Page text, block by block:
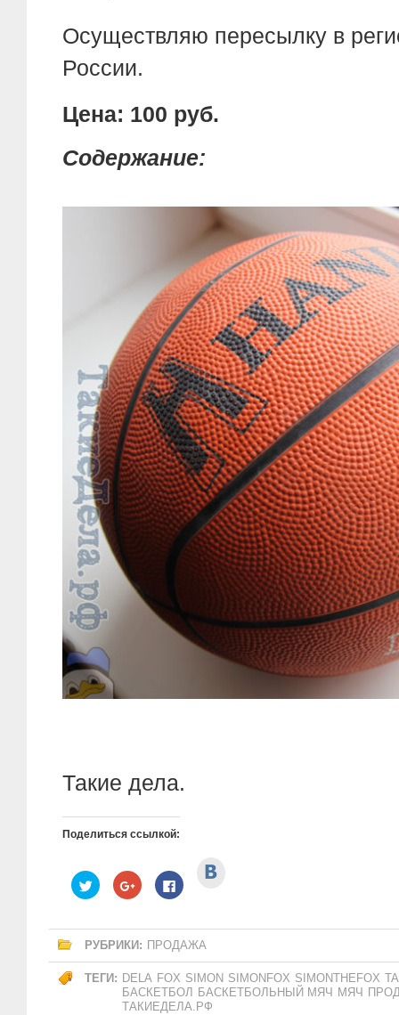
Осуществляю пересылку в
России.
Цена: 100 руб.
Содержание:
Такие дела.
Поделиться ссылкой:
Нажмите,
чтобы
поделиться
в
окне)
Нажмите,
чтобы
поделиться
в
окне)
Нажмите
здесь,
Facebook.
(Открывается
в
новом
окне)
в
РУБРИКИ: ПРОДАЖА
ТЕГИ: DELA FOX SIMON SIMONFOX SIMONTHEFOX
БАСКЕТБОЛ БАСКЕТБОЛЬНЫЙ МЯЧ МЯЧ
ТАКИЕДЕЛА.РФ